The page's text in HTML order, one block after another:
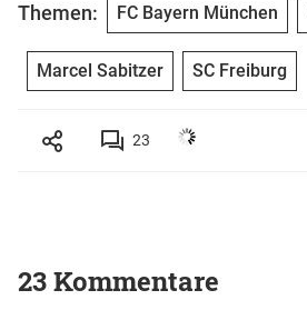
Themen: FC Bayern München
Marcel Sabitzer SC Freiburg
23
23 Kommentare